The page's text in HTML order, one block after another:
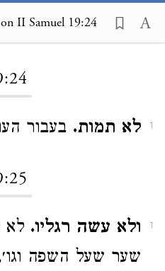
II Samuel 19:24
1 לא תמות. בעבור
1 ולא עשה רגליו. לא
שער שעל השפה